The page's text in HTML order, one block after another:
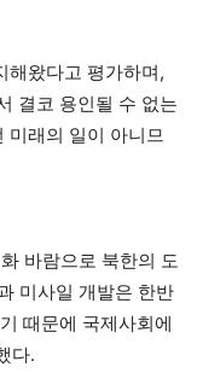
해왔다고 평가하며,
결코 용인될 수 없는
미래의 일이 아니므
바람으로 북한의 도
미사일 개발은 한반
때문에 국제사회에
다.